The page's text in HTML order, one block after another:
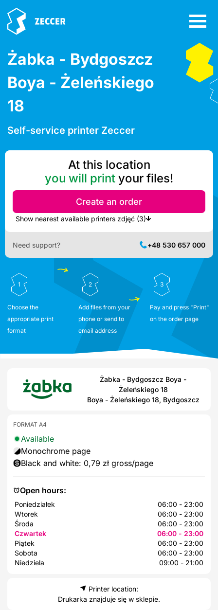
Żabka - Bydgoszcz
Boya - Żeleńskiego
18
Self-service printer Zeccer
At this location
you will print your files!
Create an order
Show nearest available printers zdjęć (3)
Need support? +48 530 657 000
1
Choose the
appropriate print
format
2
Add files from your
phone or send to
email address
3
Pay and press "Print"
on the order page
Żabka - Bydgoszcz Boya -
Żeleńskiego 18
Boya - Żeleńskiego 18, Bydgoszcz
Open hours:
Poniedziałek
06:00 - 23:00
Wtorek
06:00 - 23:00
Środa
06:00 - 23:00
Czwartek
06:00 - 23:00
Piątek
06:00 - 23:00
Sobota
06:00 - 23:00
Niedziela
09:00 - 21:00
FORMAT A4
Available
Monochrome page
Black and white: 0,79 zł gross/page
Printer location:
Drukarka znajduje się w sklepie.